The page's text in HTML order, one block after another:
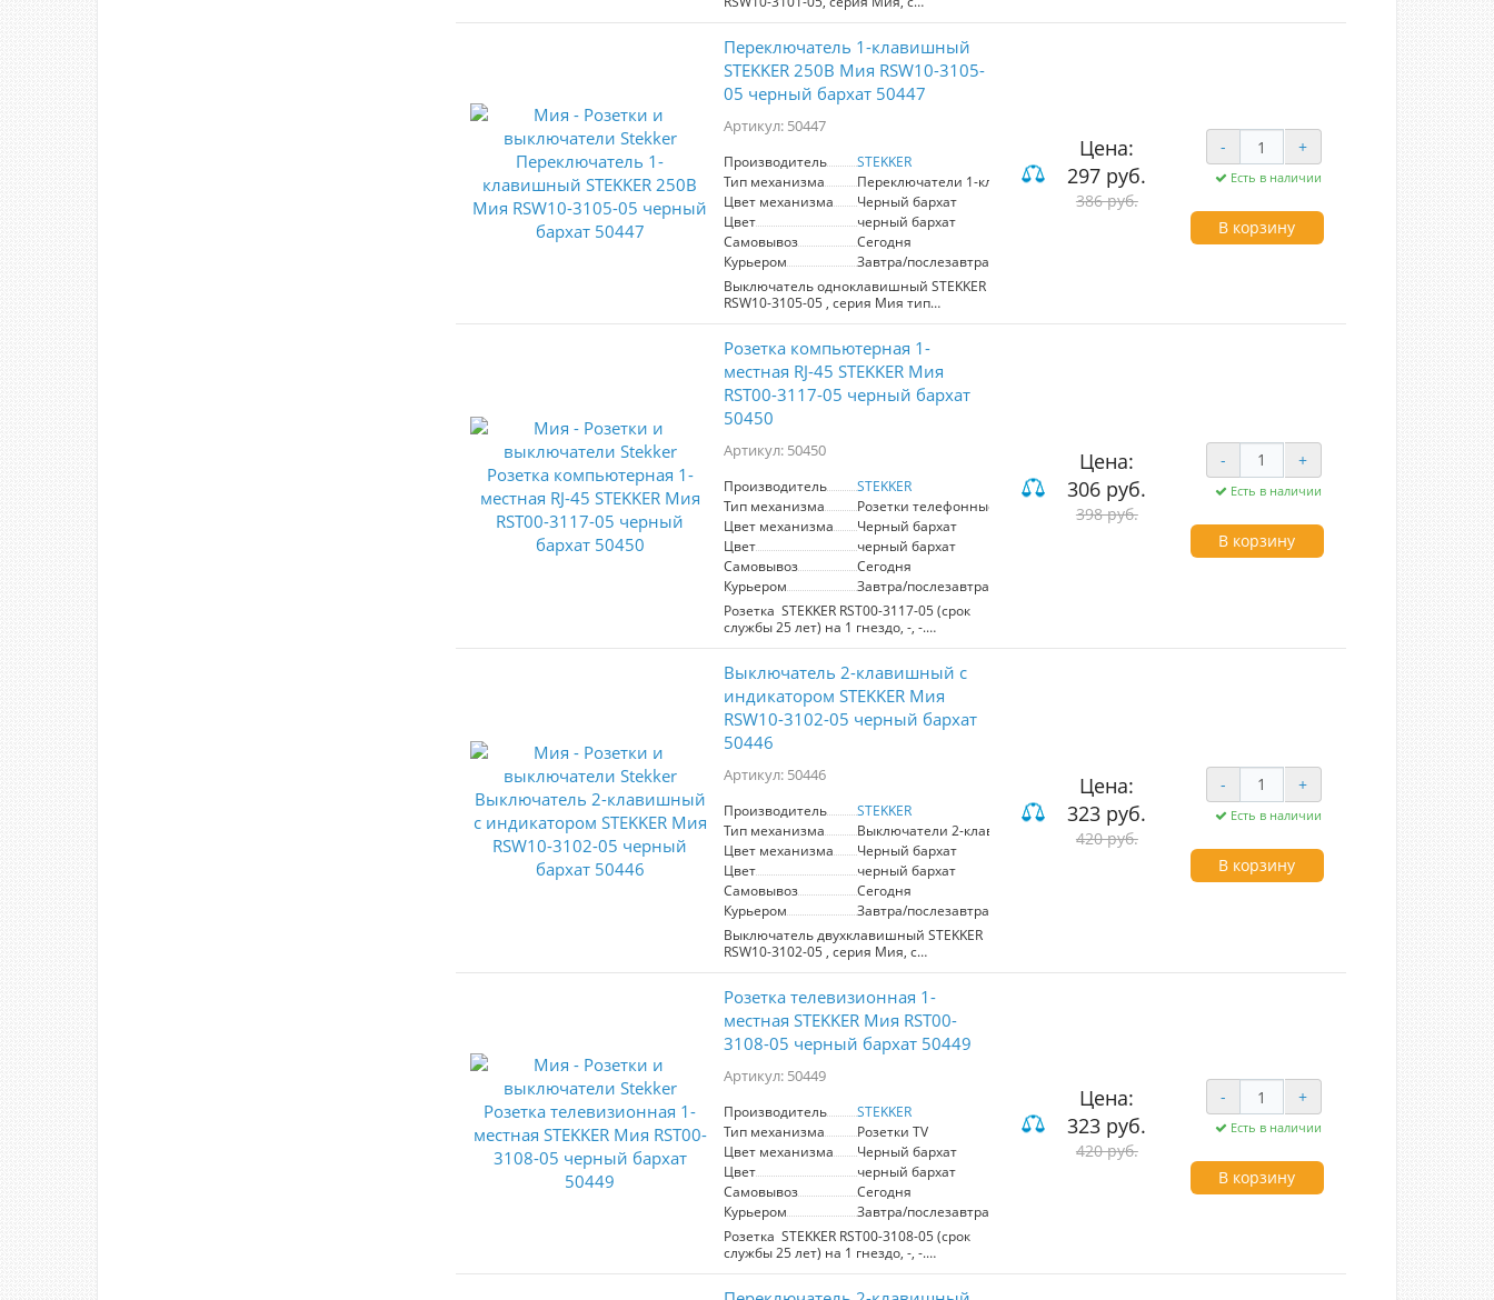
подсветкой (черный бархат), тип
71*71*41,5мм., цвет черный бархат,
материал изделия поликарбонат,
латунь, сталь. Номинальное
напряжение 250 , номинальный ток
10А, 20
Переключатель 1-клавишный
STEKKER 250В Мия RSW10-3105-
05 черный бархат 50447
Артикул: 50447
Производитель
STEKKER
Тип механизма
Переключатели 1-клавишные проходные
Цвет механизма
Черный бархат
Цвет
черный бархат
Самовывоз
Сегодня
Курьером
Завтра/послезавтра
Выключатель одноклавишный STEKKER
RSW10-3105-05 , серия Мия тип
установки - скрытый, размер изделия
материал изделия поликарбонат,
латунь, сталь. Номинальное
напряжение 250 , номинальный ток
10А, 20
Цена:
297 руб.
386 руб.
- +
Есть в наличии
В корзину
Розетка компьютерная 1-
местная RJ-45 STEKKER Мия
RST00-3117-05 черный бархат
50450
Артикул: 50450
Производитель
STEKKER
Тип механизма
Розетки телефонные и компьютерные
Цвет механизма
Черный бархат
Цвет
черный бархат
Самовывоз
Сегодня
Курьером
Завтра/послезавтра
Розетка STEKKER RST00-3117-05 (срок
службы 25 лет) на 1 гнездо, -, -.
Материал: поликарбонат, латунь, сталь,
71*71*40мм. Номинальное
напряжение 60, номинальный ток 1A,
диапазон рабочих температур 0..+35°C,
20
Цена:
306 руб.
398 руб.
- +
Есть в наличии
В корзину
Выключатель 2-клавишный c
индикатором STEKKER Мия
RSW10-3102-05 черный бархат
50446
Артикул: 50446
Производитель
STEKKER
Тип механизма
Выключатели 2-клавишные
Цвет механизма
Черный бархат
Цвет
черный бархат
Самовывоз
Сегодня
Курьером
Завтра/послезавтра
Выключатель двухклавишный STEKKER
RSW10-3102-05 , серия Мия, с
подсветкой (белый), тип установки -
71*71*41,5мм., цвет черный бархат,
материал изделия поликарбонат,
латунь, сталь. Номинальное
напряжение 250 , номинальный ток
10А, 20
Цена:
323 руб.
420 руб.
- +
Есть в наличии
В корзину
Розетка телевизионная 1-
местная STEKKER Мия RST00-
3108-05 черный бархат 50449
Артикул: 50449
Производитель
STEKKER
Тип механизма
Розетки TV
Цвет механизма
Черный бархат
Цвет
черный бархат
Самовывоз
Сегодня
Курьером
Завтра/послезавтра
Розетка STEKKER RST00-3108-05 (срок
службы 25 лет) на 1 гнездо, -, -.
Материал: поликарбонат, латунь, сталь,
Цена:
323 руб.
420 руб.
- +
Есть в наличии
В корзину